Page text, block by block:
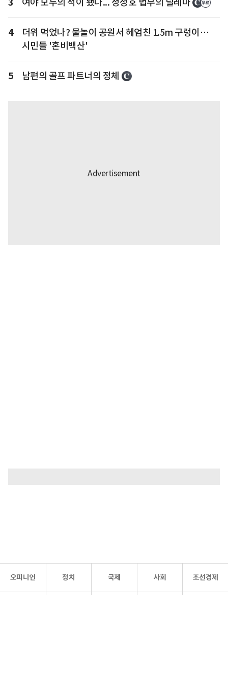
3 여야 모두의 적이 됐다... 정성호 법무의 딜레마
4
더위 먹었나? 물놀이 공원서 헤엄친 1.5m 구렁이…
시민들 '혼비백산'
5 남편의 골프 파트너의 정체
오피니언 정치 국제 사회 조선경제